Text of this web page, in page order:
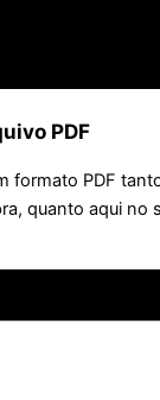
PDF
formato PDF
quanto aqui no